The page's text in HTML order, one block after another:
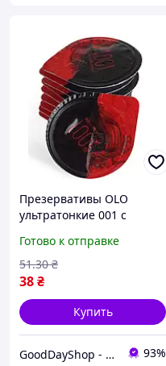
Презервативы OLO
ультратонкие 001 с
для комфортной близости
и удовольствия.
Готово к отправке
38₴
51.30 ₴
Купить
GoodDayShop - Онлайн магазин различных товаров 93%